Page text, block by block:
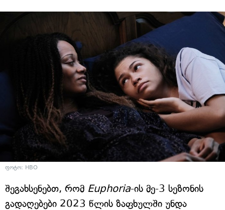
ფოტო: HBO
შეგახსენებთ, რომ Euphoria-ის მე-3 სეზონის
გადაღებები 2023 წლის ზაფხულში უნდა